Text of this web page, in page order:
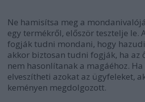
Ne hamisítsa meg a
egy termékről, először tesztelje le.
fogják tudni mondani, hogy
akkor biztosan tudni fogják, ha az
nem hasonlítanak a magáéhoz.
elveszítheti azokat az ügyfeleket,
keményen megdolgozott.